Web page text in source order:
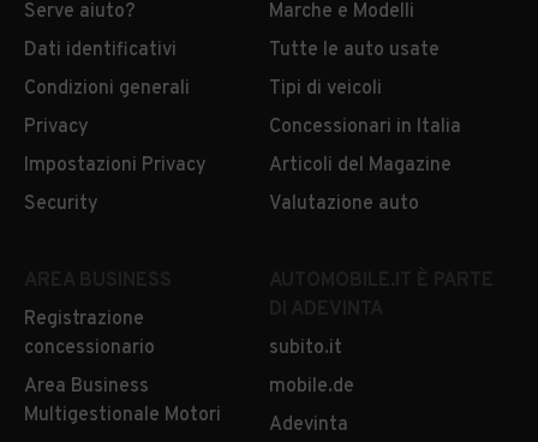
MERCEDES BENZ Classe
MERCEDES BENZ Classe S
MERCEDES BENZ Classe
MERCEDES BENZ Classe V
MERCEDES BENZ Classe
MERCEDES BENZ EQA
MERCEDES BENZ EQS
Usata
MERCEDES BENZ GT
Coupé 4 Usata
MERCEDES BENZ GT MERCEDES BENZ Glc
Serve aiuto?
Dati identificativi
Condizioni generali
Privacy
Impostazioni Privacy
Security
Marche e Modelli
Tutte le auto usate
Tipi di veicoli
Concessionari in Italia
Articoli del Magazine
Valutazione auto
Registrazione
concessionario
Area Business
Multigestionale Motori
subito.it
mobile.de
Adevinta